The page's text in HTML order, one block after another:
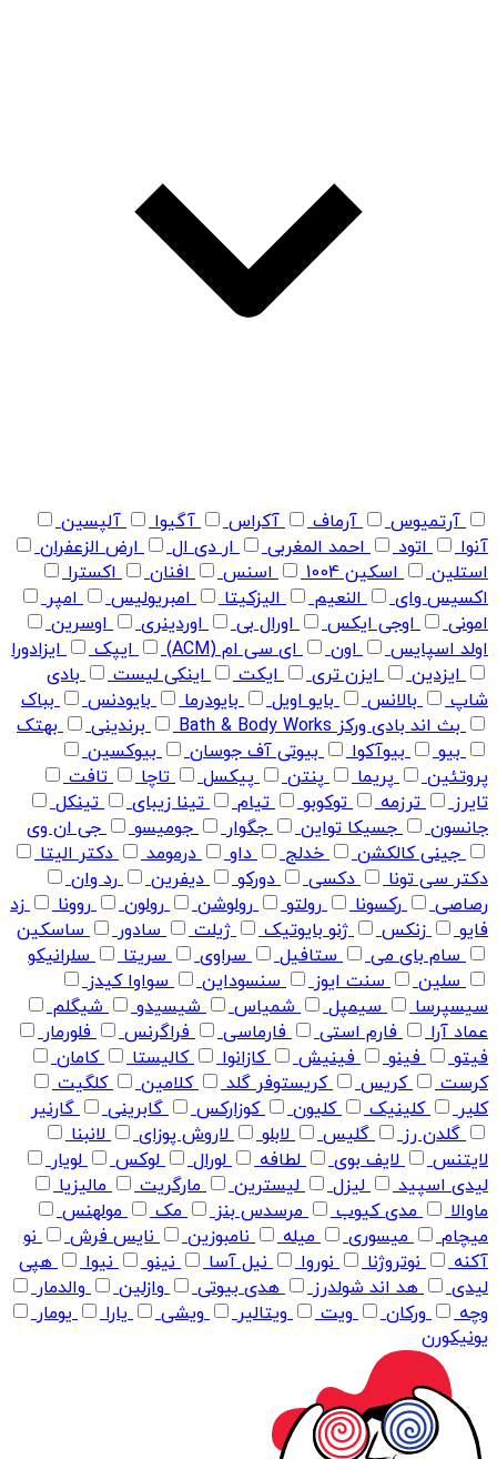
آرتمیوس آرماف آکراس آگیوا
آلپسین
آنوا
اتود احمد المغربی ار دی ال
ارض الزعفران
استلین
اسکین 1004 اسنس افنان
اکسترا
اکسیس وای
النعیم الیزکیتا امبریولیس
امپر
امونی
اوجی ایکس اورال بی اوردینری
اوسرین
اولد اسپایس
اون ای سی ام (ACM) ایپک
ایزادورا
ایزدین
ایزن تری ایکت اینکی لیست
بادی
شاپ
بالانس بایو اویل بایودرما بایودنس
بباک
بث اند بادی ورکز Bath & Body Works
برندینی
بهتک
بیو
بیوآکوا بیوتی آف جوسان
بیوکسین
پروتئین
پریما پنتن پیکسل تاچا
تافت
تایرز
ترزمه توکوبو تیام تینا زیبای
تینکل
جانسون
جسیکا تواین جگوار جومیسو
جی ان وی
جینی کالکشن
خدلج داو درمومد
دکتر الیتا
دکتر سی تونا
دکسی دورکو دیفرین
رد وان
رصاصی
رکسونا رولتو رولوشن رولون روونا
زد
فایو
زنکس ژنو بایوتیک ژیلت سادور
ساسکین
سام بای می
ستافیل سراوی سریتا
سلرانیکو
سلین
سنت ایوز سنسوداین
سواوا کیدز
سیسپرسا
سیمپل شمیاس شیسیدو
شیگلم
عماد آرا
فارم استی فارماسی فراگرنس
فلورمار
فیتو
فینو فینیش کازانوا کالیستا
کامان
کرست
کریس کریستوفر گلد کلامین
کلگیت
کلیر
کلینیک کلیون کوزارکس گابرینی
گارنیر
گلدن رز
گلیس لابلو لاروش پوزای
لانبنا
لایتنس
لایف بوی لطافه لورال لوکس
لویار
لیدی اسپید
لیزل لیسترین مارگریت
مالیزیا
ماوالا
مدی کیوب مرسدس بنز مک
مولهنس
میچام
میسوری میله نامبوزین نایس فرش
نو
آکنه
نوتروژنا نوروا نیل آسا نینو نیوا
هپی
لیدی
هد اند شولدرز هدی بیوتی وازلین
والدمار
وچه
ورکان ویت ویتالیر ویشی یارا
یومار
یونیکورن